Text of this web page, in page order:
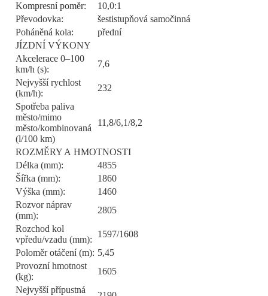
Kompresní poměr:
10,0:1
Převodovka:
šestistupňová samočinná
Poháněná kola:
přední
JÍZDNÍ VÝKONY
Akcelerace 0–100
km/h (s):
7,6
Nejvyšší rychlost
(km/h):
232
Spotřeba paliva
město/mimo
město/kombinovaná
(l/100 km)
11,8/6,1/8,2
ROZMĚRY A HMOTNOSTI
Délka (mm):
4855
Šířka (mm):
1860
Výška (mm):
1460
Rozvor náprav
(mm):
2805
Rozchod kol
vpředu/vzadu (mm):
1597/1608
Poloměr otáčení (m): 5,45
Provozní hmotnost
(kg):
1605
Nejvyšší přípustná